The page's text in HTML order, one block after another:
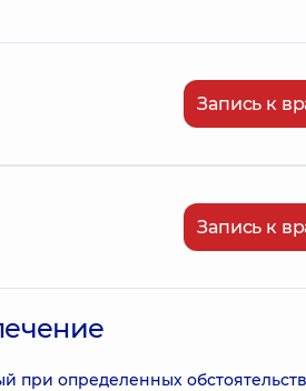
Запись к
Запись к
при определенных